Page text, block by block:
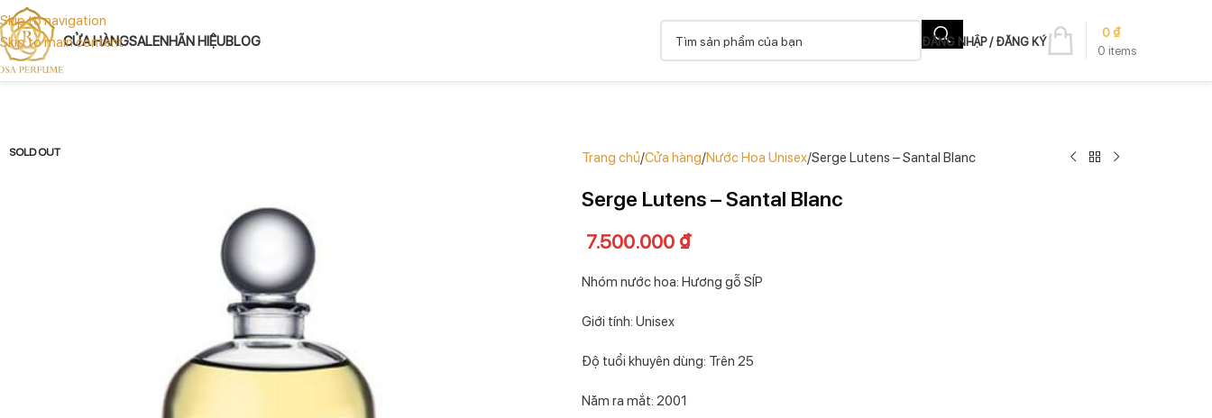
Skip to navigation
Skip to main content
CỬA HÀNGSALENHÃN HIỆUBLOG ĐĂNG NHẬP / ĐĂNG KÝ
0 items
0₫
SOLD OUT Trang chủ Cửa hàng Nước Hoa Unisex Serge Lutens – Santal Blanc
Serge Lutens – Santal Blanc
7.500.000 ₫
Nhóm nước hoa: Hương gỗ SÍP
Giới tính: Unisex
Độ tuổi khuyên dùng: Trên 25
Năm ra mắt: 2001